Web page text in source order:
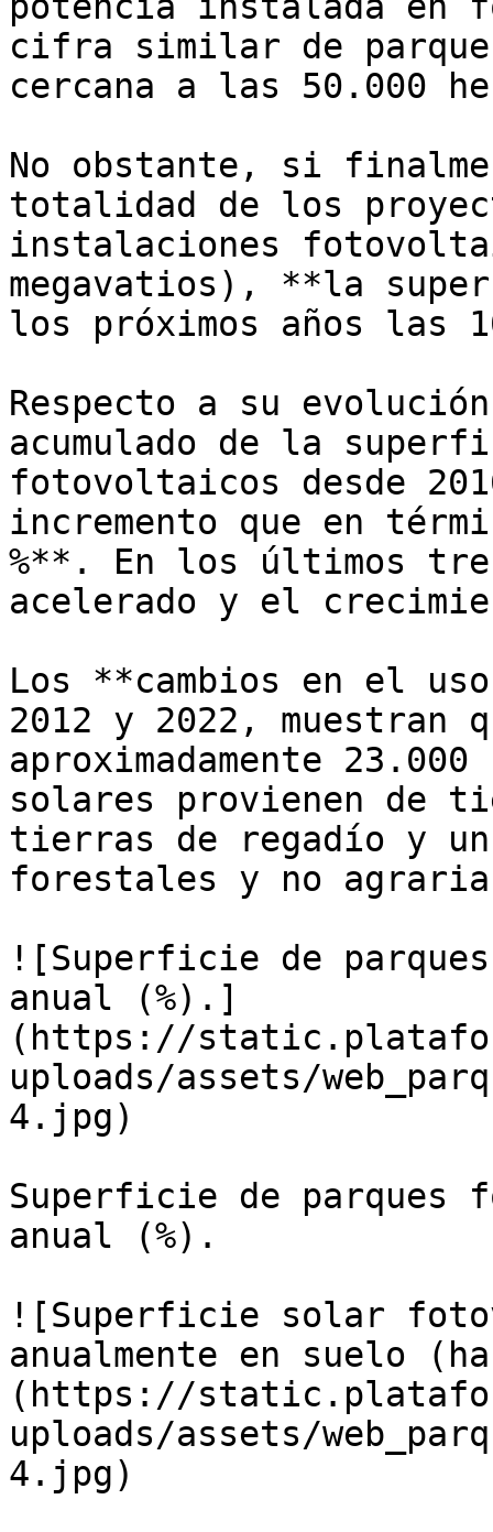
cifra similar de
cercana a las 50.000
No obstante, si
totalidad de los
instalaciones
megavatios), **la
los próximos años las
Respecto a su
acumulado de la
fotovoltaicos desde
incremento que en
%**. En los últimos
acelerado y el
Los **cambios en el
2012 y 2022, muestran
aproximadamente
solares provienen de
tierras de regadío y
forestales y no
![Superficie de
anual (%).]
(https://
uploads/assets/
4.jpg)
Superficie de
anual (%).
![Superficie solar
anualmente en suelo
(https://
uploads/assets/
4.jpg)